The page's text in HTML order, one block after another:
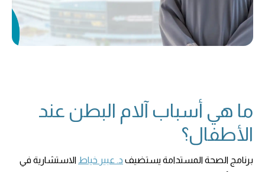
ما هي أسباب آلام البطن عند
الأطفال؟
برنامج الصحة المستدامة يستضيف د. عبير خياط الاستشارية في